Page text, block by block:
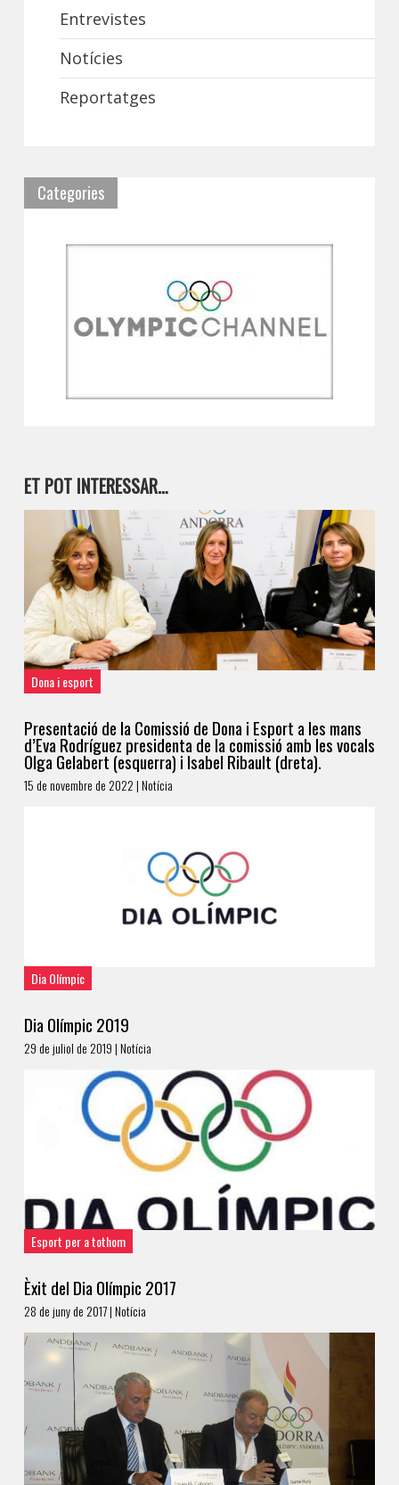
Entrevistes
Notícies
Reportatges
Categories
ET POT INTERESSAR…
Dona i esport
Presentació de la Comissió de Dona i Esport a les mans
d’Eva Rodríguez presidenta de la comissió amb les vocals
Olga Gelabert (esquerra) i Isabel Ribault (dreta).
15 de novembre de 2022 | Notícia
Dia Olímpic
Dia Olímpic 2019
29 de juliol de 2019 | Notícia
Esport per a tothom
Èxit del Dia Olímpic 2017
28 de juny de 2017 | Notícia